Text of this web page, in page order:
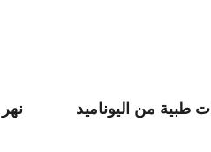
طبية من اليوناميد